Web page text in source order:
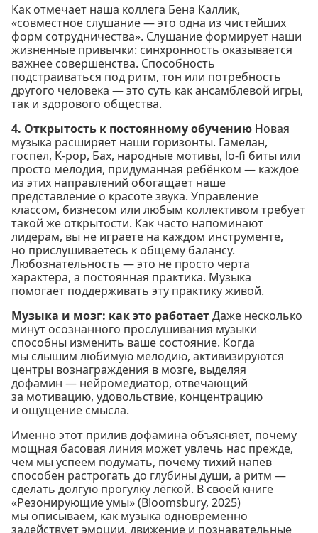
Как отмечает наша коллега Бена Каллик,
«совместное слушание — это одна из чистейших
форм сотрудничества». Слушание формирует наши
жизненные привычки: синхронность оказывается
важнее совершенства. Способность
подстраиваться под ритм, тон или потребность
другого человека — это суть как ансамблевой игры,
так и здорового общества.
4. Открытость к постоянному обучению Новая
музыка расширяет наши горизонты. Гамелан,
госпел, K-pop, Бах, народные мотивы, lo-fi биты или
просто мелодия, придуманная ребёнком — каждое
из этих направлений обогащает наше
представление о красоте звука. Управление
классом, бизнесом или любым коллективом требует
такой же открытости. Как часто напоминают
лидерам, вы не играете на каждом инструменте,
но прислушиваетесь к общему балансу.
Любознательность — это не просто черта
характера, а постоянная практика. Музыка
помогает поддерживать эту практику живой.
Музыка и мозг: как это работаетДаже несколько
минут осознанного прослушивания музыки
способны изменить ваше состояние. Когда
мы слышим любимую мелодию, активизируются
центры вознаграждения в мозге, выделяя
дофамин — нейромедиатор, отвечающий
за мотивацию, удовольствие, концентрацию
и ощущение смысла.
Именно этот прилив дофамина объясняет, почему
мощная басовая линия может увлечь нас прежде,
чем мы успеем подумать, почему тихий напев
способен растрогать до глубины души, а ритм —
сделать долгую прогулку лёгкой. В своей книге
«Резонирующие умы» (Bloomsbury, 2025)
мы описываем, как музыка одновременно
задействует эмоции, движение и познавательные